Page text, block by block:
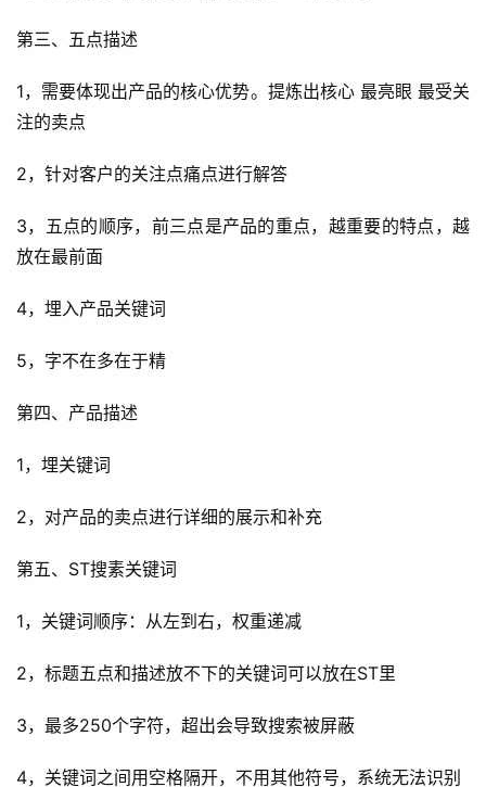
页
全
球
店
跨
境
科
媒
销
跨
导
第三、五点描述
1，需要体现出产品的核心优势。提炼出核心 最亮眼 最受关
注的卖点
2，针对客户的关注点痛点进行解答
3，五点的顺序，前三点是产品的重点，越重要的特点，越
放在最前面
4，埋入产品关键词
5，字不在多在于精
第四、产品描述
1，埋关键词
2，对产品的卖点进行详细的展示和补充
第五、ST搜素关键词
1，关键词顺序：从左到右，权重递减
2，标题五点和描述放不下的关键词可以放在ST里
3，最多250个字符，超出会导致搜索被屏蔽
4，关键词之间用空格隔开，不用其他符号，系统无法识别